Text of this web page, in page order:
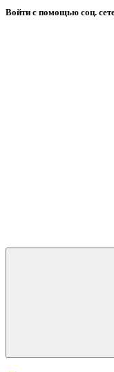
Войти с помощью соц.